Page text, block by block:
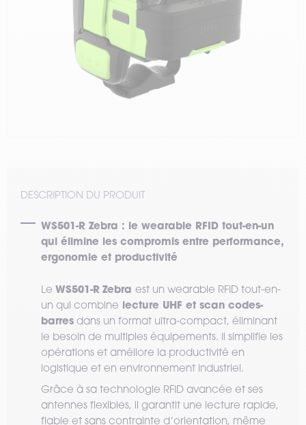
DESCRIPTION DU PRODUIT
WS501-R Zebra : le wearable RFID tout-en-un
qui élimine les compromis entre performance,
ergonomie et productivité
Le WS501-R Zebra est un wearable RFID tout-en-
un qui combine lecture UHF et scan codes-
barres dans un format ultra-compact, éliminant
le besoin de multiples équipements. Il simplifie les
opérations et améliore la productivité en
logistique et en environnement industriel.
Grâce à sa technologie RFID avancée et ses
antennes flexibles, il garantit une lecture rapide,
fiable et sans contrainte d’orientation, même